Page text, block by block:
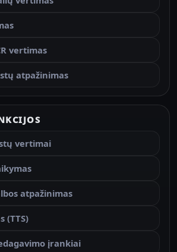
vertimas
atpažinimas
vertimai
atpažinimas
(TTS)
įrankiai